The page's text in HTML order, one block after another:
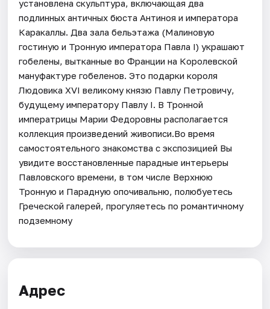
установлена скульптура, включающая два
подлинных античных бюста Антиноя и императора
Каракаллы. Два зала бельэтажа (Малиновую
гостиную и Тронную императора Павла I) украшают
гобелены, вытканные во Франции на Королевской
мануфактуре гобеленов. Это подарки короля
Людовика XVI великому князю Павлу Петровичу,
будущему императору Павлу I. В Тронной
императрицы Марии Федоровны располагается
коллекция произведений живописи.Во время
самостоятельного знакомства с экспозицией Вы
увидите восстановленные парадные интерьеры
Павловского времени, в том числе Верхнюю
Тронную и Парадную опочивальню, полюбуетесь
Греческой галерей, прогуляетесь по романтичному
подземному
Адрес